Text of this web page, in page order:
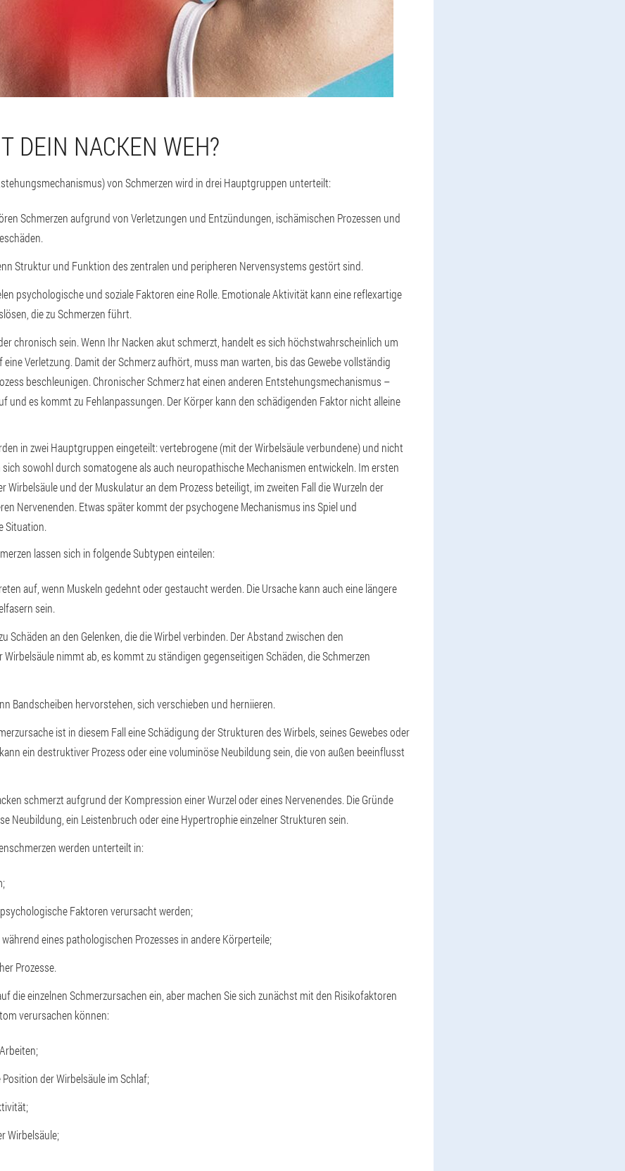
DEIN NACKEN WEH?
von Schmerzen wird in drei Hauptgruppen unterteilt:
Schmerzen aufgrund von Verletzungen und Entzündungen, ischämischen Prozessen und
Struktur und Funktion des zentralen und peripheren Nervensystems gestört sind.
psychologische und soziale Faktoren eine Rolle. Emotionale Aktivität kann eine reflexartige
die zu Schmerzen führt.
chronisch sein. Wenn Ihr Nacken akut schmerzt, handelt es sich höchstwahrscheinlich um
Verletzung. Damit der Schmerz aufhört, muss man warten, bis das Gewebe vollständig
beschleunigen. Chronischer Schmerz hat einen anderen Entstehungsmechanismus –
und es kommt zu Fehlanpassungen. Der Körper kann den schädigenden Faktor nicht alleine
in zwei Hauptgruppen eingeteilt: vertebrogene (mit der Wirbelsäule verbundene) und nicht
sowohl durch somatogene als auch neuropathische Mechanismen entwickeln. Im ersten
Wirbelsäule und der Muskulatur an dem Prozess beteiligt, im zweiten Fall die Wurzeln der
Nervenenden. Etwas später kommt der psychogene Mechanismus ins Spiel und
Situation.
lassen sich in folgende Subtypen einteilen:
auf, wenn Muskeln gedehnt oder gestaucht werden. Die Ursache kann auch eine längere
sein.
Schäden an den Gelenken, die die Wirbel verbinden. Der Abstand zwischen den
nimmt ab, es kommt zu ständigen gegenseitigen Schäden, die Schmerzen
Bandscheiben hervorstehen, sich verschieben und herniieren.
ist in diesem Fall eine Schädigung der Strukturen des Wirbels, seines Gewebes oder
ein destruktiver Prozess oder eine voluminöse Neubildung sein, die von außen beeinflusst
schmerzt aufgrund der Kompression einer Wurzel oder eines Nervenendes. Die Gründe
Neubildung, ein Leistenbruch oder eine Hypertrophie einzelner Strukturen sein.
werden unterteilt in:
Faktoren verursacht werden;
eines pathologischen Prozesses in andere Körperteile;
Prozesse.
die einzelnen Schmerzursachen ein, aber machen Sie sich zunächst mit den Risikofaktoren
verursachen können:
der Wirbelsäule im Schlaf;
Wirbelsäule;